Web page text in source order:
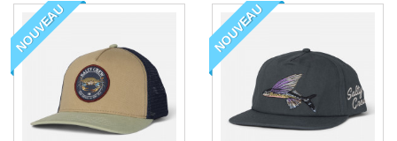
NOUVEAU NOUVEAU